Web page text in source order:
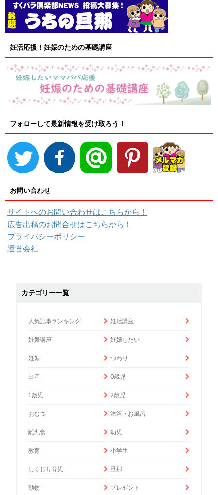
妊活応援！妊娠のための基礎講座
フォローして最新情報を受け取ろう！
お問い合わせ
サイトへのお問い合わせはこちらから！
広告出稿のお問合せはこちらから！
プライバシーポリシー
運営会社
カテゴリー一覧
人気記事ランキング 妊活講座
妊娠講座 妊娠したい
妊娠 つわり
出産 0歳児
1歳児 2歳児
おむつ 沐浴・お風呂
離乳食 幼児
教育 小学生
しくじり育児 旦那
動物 プレゼント